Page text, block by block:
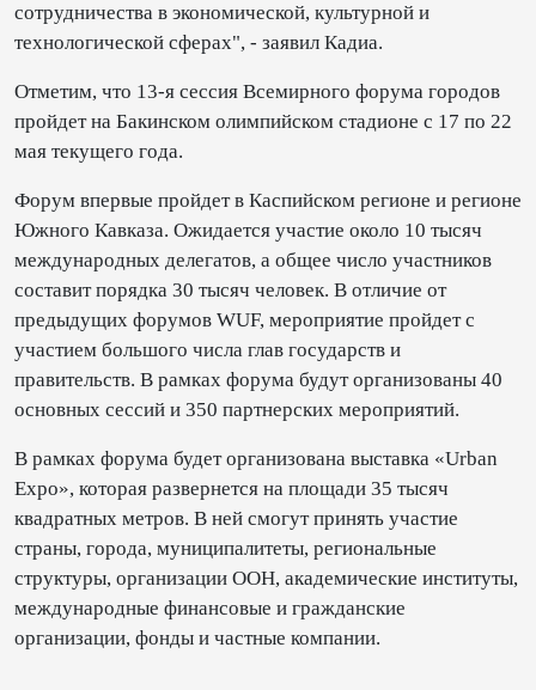
сотрудничества в экономической, культурной и
технологической сферах", - заявил Кадиа.
Отметим, что 13-я сессия Всемирного форума городов
пройдет на Бакинском олимпийском стадионе с 17 по 22
мая текущего года.
Форум впервые пройдет в Каспийском регионе и регионе
Южного Кавказа. Ожидается участие около 10 тысяч
международных делегатов, а общее число участников
составит порядка 30 тысяч человек. В отличие от
предыдущих форумов WUF, мероприятие пройдет с
участием большого числа глав государств и
правительств. В рамках форума будут организованы 40
основных сессий и 350 партнерских мероприятий.
В рамках форума будет организована выставка «Urban
Expo», которая развернется на площади 35 тысяч
квадратных метров. В ней смогут принять участие
страны, города, муниципалитеты, региональные
структуры, организации ООН, академические институты,
международные финансовые и гражданские
организации, фонды и частные компании.